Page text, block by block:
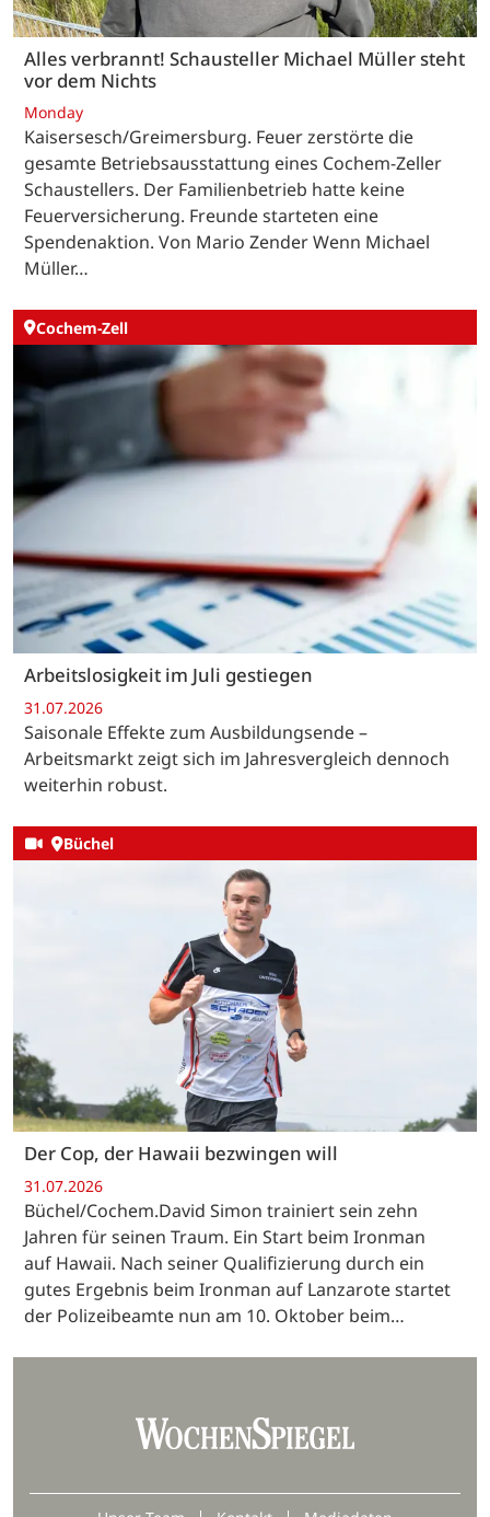
Alles verbrannt! Schausteller Michael Müller steht
vor dem Nichts
Monday
Kaisersesch/Greimersburg. Feuer zerstörte die
gesamte Betriebsausstattung eines Cochem-Zeller
Schaustellers. Der Familienbetrieb hatte keine
Feuerversicherung. Freunde starteten eine
Spendenaktion. Von Mario Zender Wenn Michael
Müller…
Cochem-Zell
Arbeitslosigkeit im Juli gestiegen
31.07.2026
Saisonale Effekte zum Ausbildungsende –
Arbeitsmarkt zeigt sich im Jahresvergleich dennoch
weiterhin robust.
Büchel
Der Cop, der Hawaii bezwingen will
31.07.2026
Büchel/Cochem.David Simon trainiert sein zehn
Jahren für seinen Traum. Ein Start beim Ironman
auf Hawaii. Nach seiner Qualifizierung durch ein
gutes Ergebnis beim Ironman auf Lanzarote startet
der Polizeibeamte nun am 10. Oktober beim…